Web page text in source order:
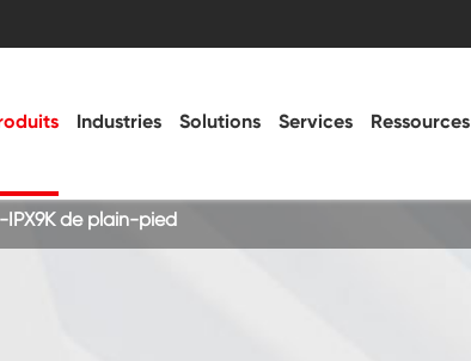
Industries Solutions Services Ressources
IPX9K de plain-pied